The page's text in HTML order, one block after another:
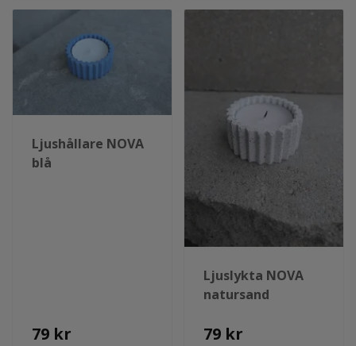
Ljushållare NOVA
blå
79 kr
Ljuslykta NOVA
natursand
79 kr